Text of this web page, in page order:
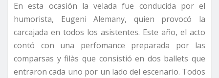
En esta ocasión la velada fue conducida por el
humorista, Eugeni Alemany, quien provocó la
carcajada en todos los asistentes. Este año, el acto
contó con una perfomance preparada por las
comparsas y filàs que consistió en dos ballets que
entraron cada uno por un lado del escenario. Todos